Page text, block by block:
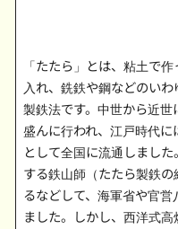
「たたら」とは、粘土で
入れ、銑鉄や鋼などのい
製鉄法です。中世から近世
盛んに行われ、江戸時代に
として全国に流通しまし
する鉄山師（たたら製鉄の
るなどして、海軍省や官営
ました。しかし、西洋式